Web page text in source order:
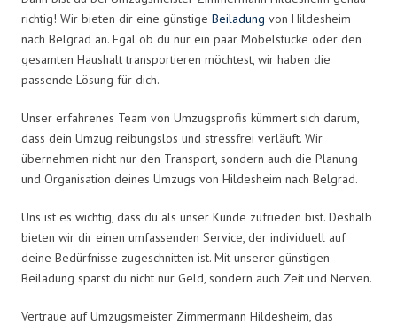
richtig! Wir bieten dir eine günstige Beiladung von Hildesheim
nach Belgrad an. Egal ob du nur ein paar Möbelstücke oder den
gesamten Haushalt transportieren möchtest, wir haben die
passende Lösung für dich.
Unser erfahrenes Team von Umzugsprofis kümmert sich darum,
dass dein Umzug reibungslos und stressfrei verläuft. Wir
übernehmen nicht nur den Transport, sondern auch die Planung
und Organisation deines Umzugs von Hildesheim nach Belgrad.
Uns ist es wichtig, dass du als unser Kunde zufrieden bist. Deshalb
bieten wir dir einen umfassenden Service, der individuell auf
deine Bedürfnisse zugeschnitten ist. Mit unserer günstigen
Beiladung sparst du nicht nur Geld, sondern auch Zeit und Nerven.
Vertraue auf Umzugsmeister Zimmermann Hildesheim, das